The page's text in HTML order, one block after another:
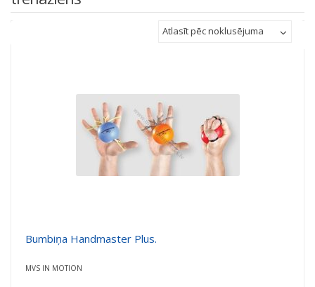
a
a
Atlasīt pēc noklusējuma
Bumbiņa Handmaster Plus.
MVS IN MOTION